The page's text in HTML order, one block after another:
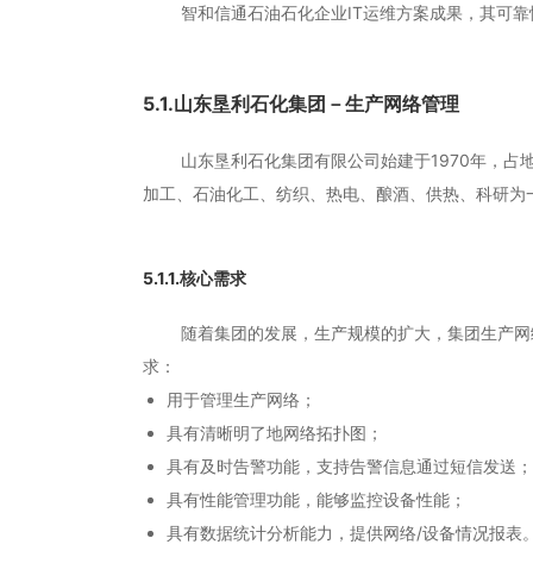
智和信通石油石化企业IT运维方案成果，其可靠
5.1.山东垦利石化集团－生产网络管理
山东垦利石化集团有限公司始建于1970年，占
加工、石油化工、纺织、热电、酿酒、供热、科研
5.1.1.核心需求
随着集团的发展，生产规模的扩大，集团生产网
求：
用于管理生产网络；
具有清晰明了地网络拓扑图；
具有及时告警功能，支持告警信息通过短信发送；
具有性能管理功能，能够监控设备性能；
具有数据统计分析能力，提供网络/设备情况报表